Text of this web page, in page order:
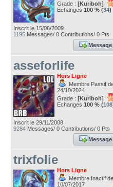
Grade : [Kuriboh]
Echanges 100 % (34)
Inscrit le 15/06/2009
1195 Messages/ 0 Contributions/ 0 Pts
asseforlife
Hors Ligne
Membre Passif
24/10/2024
Grade : [Kuriboh]
Echanges 100 % (108
Inscrit le 29/11/2008
9284 Messages/ 0 Contributions/ 0 Pts
trixfolie
Hors Ligne
Membre Inactif
10/07/2017